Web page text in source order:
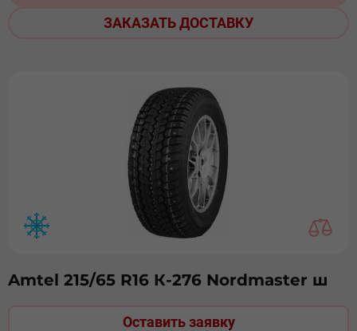
ЗАКАЗАТЬ ДОСТАВКУ
Amtel 215/65 R16 К-276 Nordmaster ш
Оставить заявку